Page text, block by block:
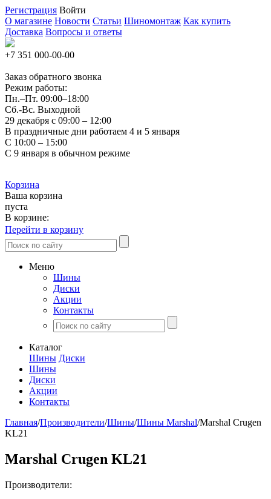
Регистрация Войти
О магазине Новости Статьи Шиномонтаж Как купить
Доставка Вопросы и ответы
+7 351 000-00-00
Заказ обратного звонка
Режим работы:
Пн.–Пт. 09:00–18:00
Сб.-Вс. Выходной
29 декабря с 09:00 – 12:00
В праздничные дни работаем 4 и 5 января
С 10:00 – 15:00
С 9 января в обычном режиме
Корзина
Ваша корзина
пуста
В корзине:
Перейти в корзину
Меню
Шины
Диски
Акции
Контакты
Каталог
Шины Диски
Шины
Диски
Акции
Контакты
Главная/Производители/Шины/Шины Marshal/Marshal Crugen
KL21
Marshal Crugen KL21
Производители: